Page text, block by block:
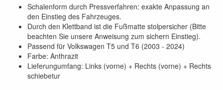
Schalenform durch Pressverfahren: exakte Anpassung an
den Einstieg des Fahrzeuges.
Durch den Klettband ist die Fußmatte stolpersicher (Bitte
beachten Sie unsere Anweisung zum sichern Einstieg).
Passend für Volkswagen T5 und T6 (2003 - 2024)
Farbe: Anthrazit
Lieferungumfang: Links (vorne) + Rechts (vorne) + Rechts
schiebetur